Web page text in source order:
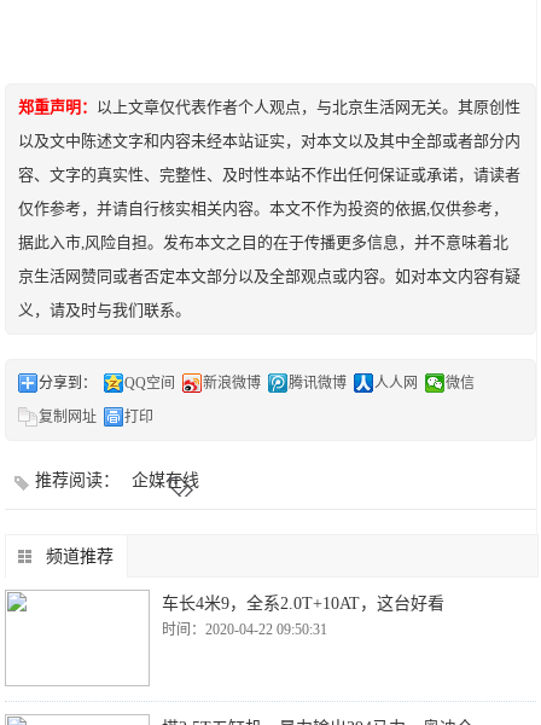
郑重声明： 以上文章仅代表作者个人观点，与北京生活网无关。其原创性
以及文中陈述文字和内容未经本站证实，对本文以及其中全部或者部分内
容、文字的真实性、完整性、及时性本站不作出任何保证或承诺，请读者
仅作参考，并请自行核实相关内容。本文不作为投资的依据,仅供参考，
据此入市,风险自担。发布本文之目的在于传播更多信息，并不意味着北
京生活网赞同或者否定本文部分以及全部观点或内容。如对本文内容有疑
义，请及时与我们联系。
分享到： QQ空间 新浪微博 腾讯微博 人人网
微信
复制网址
打印
推荐阅读： 企媒在线
频道推荐
车长4米9，全系2.0T+10AT，这台好看
时间：2020-04-22 09:50:31